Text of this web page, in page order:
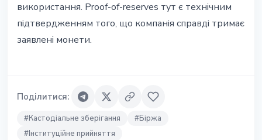
використання. Proof-of-reserves тут є технічним
підтвердженням того, що компанія справді тримає
заявлені монети.
Поділитися:
#Кастодіальне зберігання #Біржа
#Інституційне прийняття